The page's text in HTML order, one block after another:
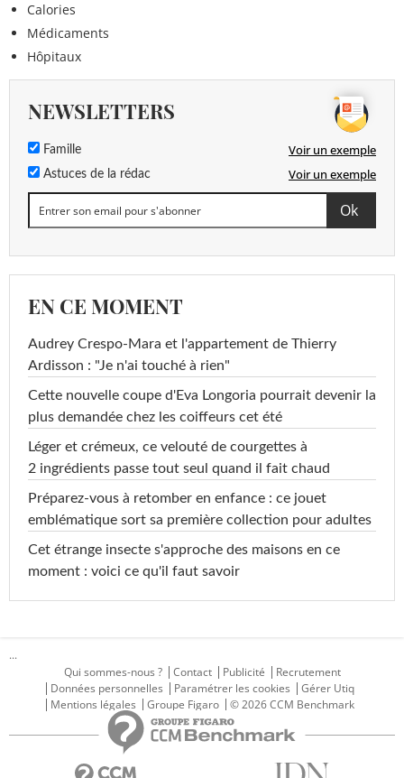
Calories
Médicaments
Hôpitaux
NEWSLETTERS
Famille Voir un exemple
Astuces de la rédac Voir un exemple
EN CE MOMENT
Audrey Crespo-Mara et l'appartement de Thierry
Ardisson : "Je n'ai touché à rien"
Cette nouvelle coupe d'Eva Longoria pourrait devenir la
plus demandée chez les coiffeurs cet été
Léger et crémeux, ce velouté de courgettes à
2 ingrédients passe tout seul quand il fait chaud
Préparez-vous à retomber en enfance : ce jouet
emblématique sort sa première collection pour adultes
Cet étrange insecte s'approche des maisons en ce
moment : voici ce qu'il faut savoir
...
Qui sommes-nous ?
Contact Publicité
Recrutement
Données personnelles
Paramétrer les cookies
Gérer Utiq
Mentions légales
Groupe Figaro © 2026 CCM Benchmark